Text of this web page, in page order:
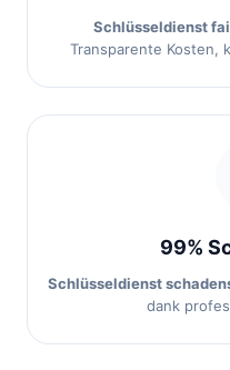
Schlüsseldienst
Transparente Kosten,
99%
Schlüsseldienst
dank